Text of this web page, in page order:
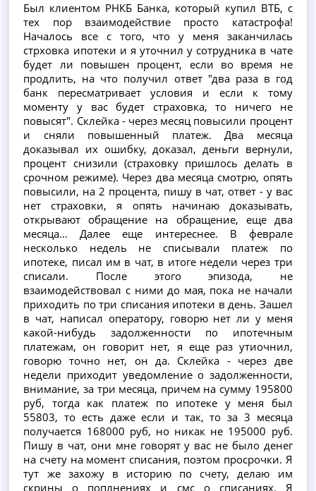
Был клиентом РНКБ Банка, который купил ВТБ, с
тех пор взаимодействие просто катастрофа!
Началось все с того, что у меня заканчилась
стрховка ипотеки и я уточнил у сотрудника в чате
будет ли повышен процент, если во время не
продлить, на что получил ответ "два раза в год
банк пересматривает условия и если к тому
моменту у вас будет страховка, то ничего не
повысят". Склейка - через месяц повысили процент
и сняли повышенный платеж. Два месяца
доказывал их ошибку, доказал, деньги вернули,
процент снизили (страховку пришлось делать в
срочном режиме). Через два месяца смотрю, опять
повысили, на 2 процента, пишу в чат, ответ - у вас
нет страховки, я опять начинаю доказывать,
открывают обращение на обращение, еще два
месяца... Далее еще интереснее. В феврале
несколько недель не списывали платеж по
ипотеке, писал им в чат, в итоге недели через три
списали. После этого эпизода, не
взаимодействовал с ними до мая, пока не начали
приходить по три списания ипотеки в день. Зашел
в чат, написал оператору, говорю нет ли у меня
какой-нибудь задолженности по ипотечным
платежам, он говорит нет, я еще раз утиочнил,
говорю точно нет, он да. Склейка - через две
недели приходит уведомление о задолженности,
внимание, за три месяца, причем на сумму 195800
руб, тогда как платеж по ипотеке у меня был
55803, то есть даже если и так, то за 3 месяца
получается 168000 руб, но никак не 195000 руб.
Пишу в чат, они мне говорят у вас не было денег
на счету на момент списания, поэтом просрочки. Я
тут же захожу в историю по счету, делаю им
скрины о поплнениях и смс о списаниях. Я